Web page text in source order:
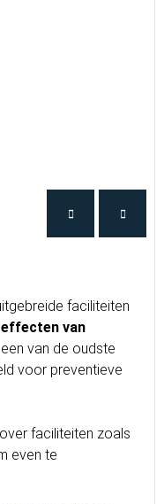
faciliteiten
van
een van de oudste
voor preventieve
faciliteiten zoals
even te